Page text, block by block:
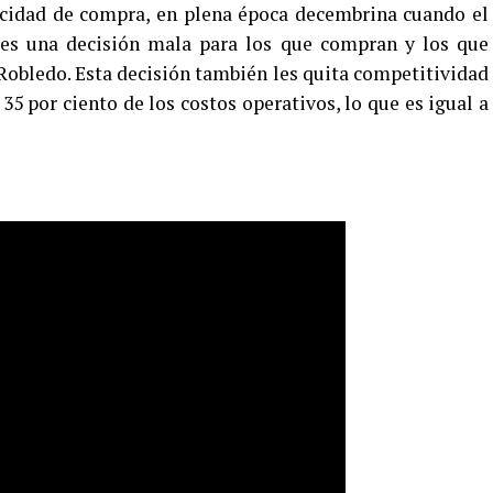
de compra, en plena época decembrina cuando el
una decisión mala para los que compran y los que
Esta decisión también les quita competitividad
por ciento de los costos operativos, lo que es igual a